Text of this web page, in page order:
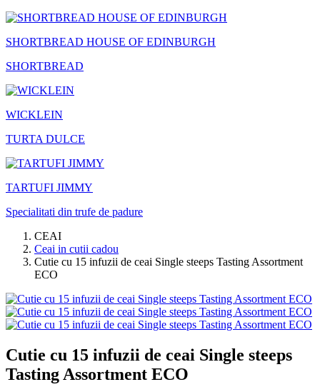
SHORTBREAD HOUSE OF EDINBURGH
SHORTBREAD
WICKLEIN
TURTA DULCE
TARTUFI JIMMY
Specialitati din trufe de padure
CEAI
Ceai in cutii cadou
Cutie cu 15 infuzii de ceai Single steeps Tasting Assortment
ECO
Cutie cu 15 infuzii de ceai Single steeps
Tasting Assortment ECO